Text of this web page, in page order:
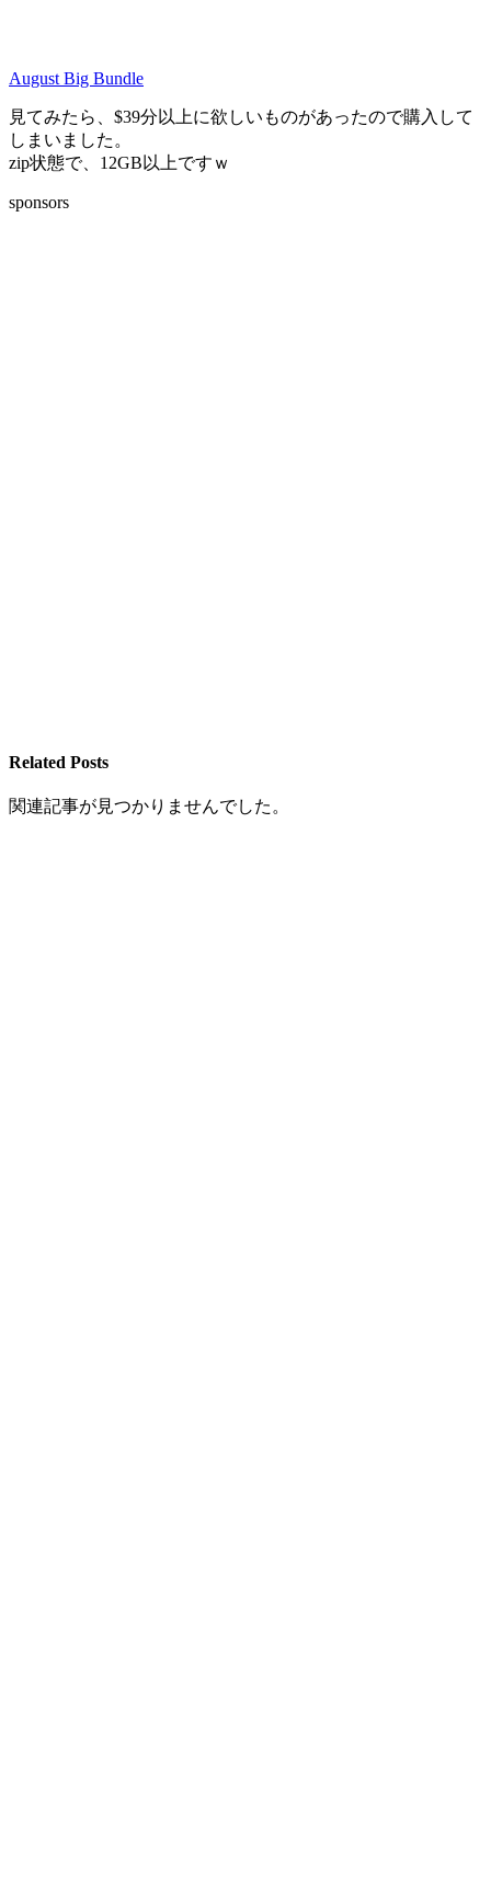
August Big Bundle
見てみたら、$39分以上に欲しいものがあったので購入して
しまいました。
zip状態で、12GB以上ですｗ
sponsors
Related Posts
関連記事が見つかりませんでした。